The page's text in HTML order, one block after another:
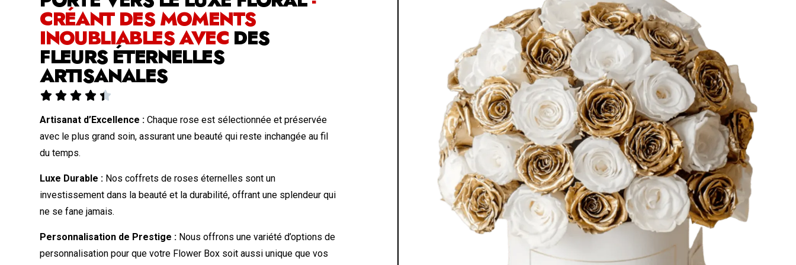
CRÉANT DES MOMENTS
INOUBLIABLES AVEC DES
FLEURS ÉTERNELLES
ARTISANALES
    
Artisanat d’Excellence : Chaque rose est sélectionnée et préservée
avec le plus grand soin, assurant une beauté qui reste inchangée au fil
du temps.
Luxe Durable : Nos coffrets de roses éternelles sont un
investissement dans la beauté et la durabilité, offrant une splendeur qui
ne se fane jamais.
Personnalisation de Prestige : Nous offrons une variété d’options de
personnalisation pour que votre Flower Box soit aussi unique que vos